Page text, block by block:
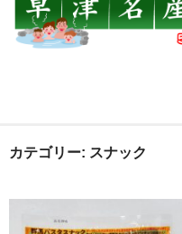
HOME
全取扱商品
カテゴリー: スナック